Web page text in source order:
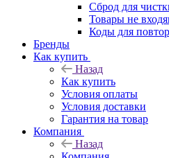
Сброд для
Товары не
Коды для
Бренды
Как купить
Назад
Как купить
Условия оплаты
Условия доставки
Гарантия на товар
Компания
Назад